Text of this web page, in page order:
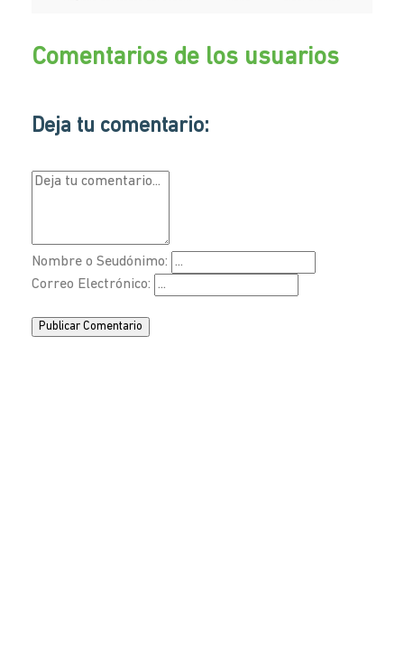
Comentarios de los usuarios
Deja tu comentario:
Nombre o Seudónimo:
Correo Electrónico:
Publicar Comentario